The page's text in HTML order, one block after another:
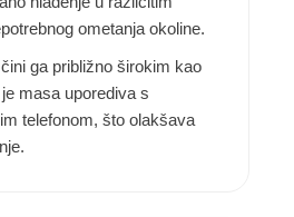
ometanja okoline.
ga približno širokim kao
masa uporediva s
telefonom, što olakšava